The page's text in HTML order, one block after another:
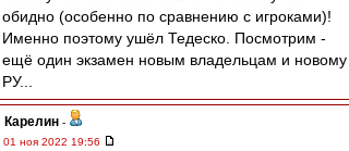
обидно (особенно по сравнению с игроками)!
Именно поэтому ушёл Тедеско. Посмотрим -
ещё один экзамен новым владельцам и новому
РУ...
Карелин -
01 ноя 2022 19:56